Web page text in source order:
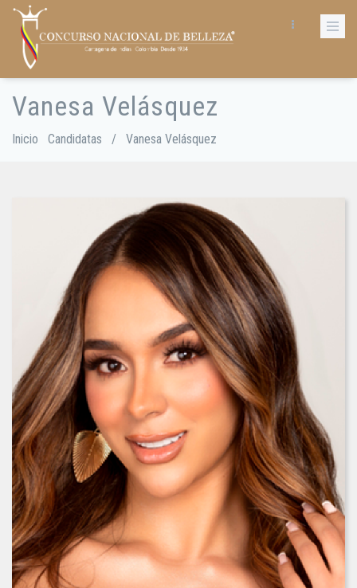
Pasar
contenido
principal
Vanesa Velásquez
Sobrescribir
enlaces
de
Inicio Candidatas / Vanesa Velásquez